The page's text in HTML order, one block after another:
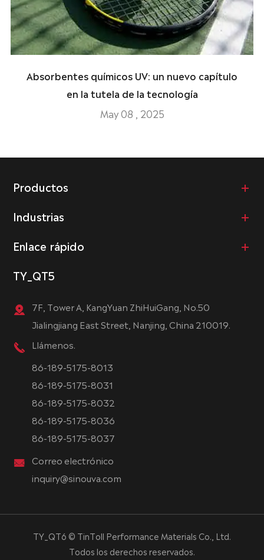
Absorbentes químicos UV: un nuevo capítulo
en la tutela de la tecnología
May 08 , 2025
Productos
Industrias
Enlace rápido
TY_QT5
7F, Tower A, KangYuan ZhiHuiGang, No.50
Jialingjiang East Street, Nanjing, China 210019.
Llámenos.
86-189-5175-8013
86-189-5175-8031
86-189-5175-8032
86-189-5175-8036
86-189-5175-8037
Correo electrónico
inquiry@sinouva.com
TY_QT6 © TinToll Performance Materials Co., Ltd.
Todos los derechos reservados.